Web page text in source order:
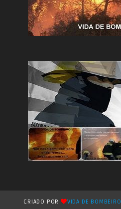
CRIADO POR VIDA DE BOMBEIRO